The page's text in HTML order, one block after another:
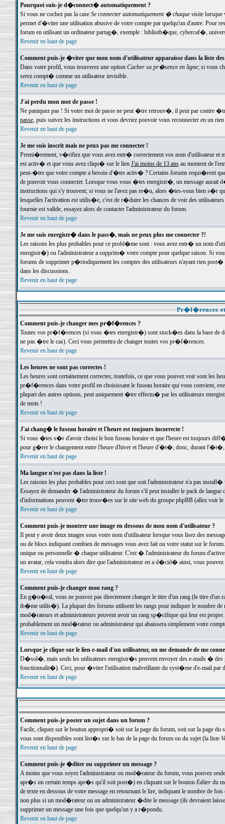
Pourquoi suis-je d�connect� automatiquement ?
Si vous ne cochez pas la case Se connecter automatiquement � chaque visitelorsque
permet d'�viter une utilisation abusive de votre compte par quelqu'un d'autre. Pour
forum en utilisant un ordinateur partag�, exemple : biblioth�que, cybercaf�,
Revenir en haut de page
Comment puis-je �viter que mon nom d'utilisateur apparaisse dans la liste
Dans votre profil, vous trouverez une option Cacher sa pr�sence en ligne; si vous
serez compt� comme un utilisateur invisible.
Revenir en haut de page
J'ai perdu mon mot de passe !
Ne paniquez pas ! Si votre mot de passe ne peut �tre retrouv�, il peut par contre
passe, puis suivez les instructions et vous devriez pouvoir vous reconnecter en un rien
Revenir en haut de page
Je me suis inscrit mais ne peux pas me connecter !
Premi�rement, v�rifiez que vous avez entr� correctement vos nom d'utilisateur
est activ� et que vous avez cliqu� sur le lien J'ai moins de 13 ansau moment de
peut-�tre que votre compte a besoin d'�tre activ� ? Certains forums requi�rent
de pouvoir vous connecter. Lorsque vous vous �tes enregistr�, un message aurait
instructions qui s'y trouvent; si vous ne l'avez pas re�u, alors �tes-vous bien s�r
lesquelles l'activation est utilis�e, c'est de r�duire les chances de voir des
fournie est valide, essayez alors de contacter l'administrateur du forum.
Revenir en haut de page
Je me suis enregistr� dans le pass�, mais ne peux plus me connecter ?!
Les raisons les plus probables pour ce probl�me sont : vous avez entr� un nom
enregistr�) ou l'administrateur a supprim� votre compte pour quelque raison. Si
forums de supprimer p�riodiquement les comptes des utilisateurs n'ayant rien
dans les discussions.
Revenir en haut de page
Pr�f�rences
Comment puis-je changer mes pr�f�rences ?
Toutes vos pr�f�rences (si vous �tes enregistr�) sont stock�es dans la base de
ne pas �tre le cas). Ceci vous permettra de changer toutes vos pr�f�rences.
Revenir en haut de page
Les heures ne sont pas correctes !
Les heures sont certainement correctes; toutefois, ce que vous pouvez voir sont
pr�f�rences dans votre profil en choisissant le fuseau horaire qui vous convient,
plupart des autres options, peut uniquement �tre effectu� par les utilisateurs
de mots !
Revenir en haut de page
J'ai chang� le fuseau horaire et l'heure est toujours incorrecte !
Si vous �tes s�r d'avoir choisi le bon fuseau horaire et que l'heure est toujours
pour g�rer le changement entre l'heure d'hiver et l'heure d'�t�; donc, durant
Revenir en haut de page
Ma langue n'est pas dans la liste !
Les raisons les plus probables pour ceci sont que soit l'administrateur n'a pas
Essayez de demander � l'administrateur du forum s'il peut installer le pack de
d'informations peuvent �tre trouv�es sur le site web du groupe phpBB (allez voir le
Revenir en haut de page
Comment puis-je montrer une image en dessous de mon nom d'utilisateur ?
Il peut y avoir deux images sous votre nom d'utilisateur lorsque vous lisez des
ou de blocs indiquant combien de messages vous avez fait ou votre statut sur le
unique ou personnelle � chaque utilisateur. C'est � l'administrateur du forum
un avatar, cela voudra alors dire que l'administrateur en a d�cid� ainsi, vous
Revenir en haut de page
Comment puis-je changer mon rang ?
En g�n�ral, vous ne pouvez pas directement changer le titre d'un rang (le titre d'un
th�me utilis�). La plupart des forums utilisent les rangs pour indiquer le nombre de
mod�rateurs et administrateurs peuvent avoir un rang sp�cifique qui leur est
probablement un mod�rateur ou administrateur qui abaissera simplement votre
Revenir en haut de page
Lorsque je clique sur le lien e-mail d'un utilisateur, on me demande de me
D�sol�, mais seuls les utilisateurs enregistr�s peuvent envoyer des e-mails �
fonctionnalit�). Ceci, pour �viter l'utilisation malveillante du syst�me d'e-mail par
Revenir en haut de page
Comment puis-je poster un sujet dans un forum ?
Facile, cliquez sur le bouton appropri� soit sur la page du forum, soit sur la page du
vous sont disponibles sont list�s sur le bas de la page du forum ou du sujet (la liste
Revenir en haut de page
Comment puis-je �diter ou supprimer un message ?
A moins que vous soyez l'administrateur ou mod�rateur du forum, vous pouvez
apr�s un certain temps apr�s qu'il soit post�) en cliquant sur le bouton Editerdu
de texte en dessous de votre message en retournant le lire, indiquant le nombre
non plus si un mod�rateur ou un administrateur �dite le message (ils devraient
supprimer un message une fois que quelqu'un y a r�pondu.
Revenir en haut de page